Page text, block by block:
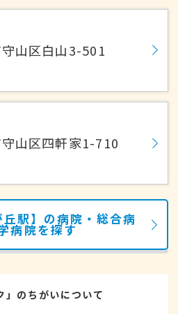
山区白山3-501
山区四軒家1-710
丘駅】の病院・総合病
病院を探す
」のちがいについて